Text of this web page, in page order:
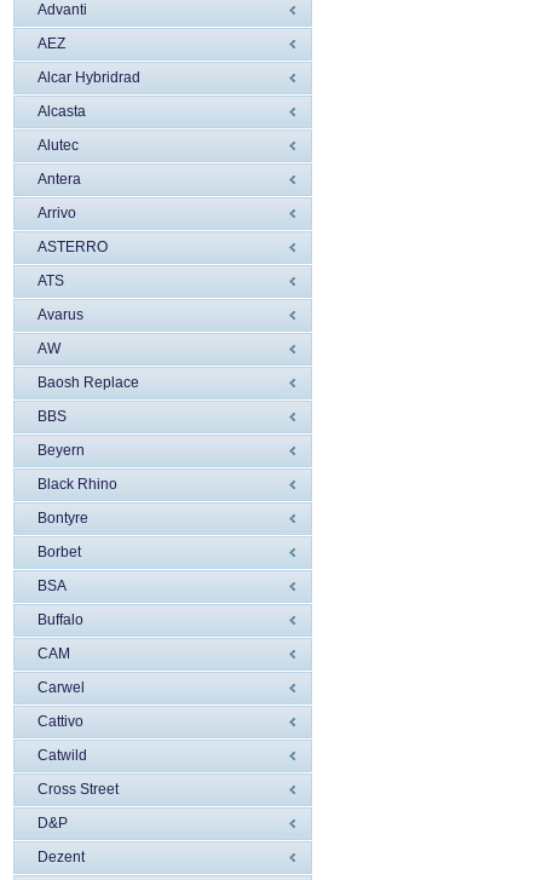
Advanti
AEZ
Alcar Hybridrad
Alcasta
Alutec
Antera
Arrivo
ASTERRO
ATS
Avarus
AW
Baosh Replace
BBS
Beyern
Black Rhino
Bontyre
Borbet
BSA
Buffalo
CAM
Carwel
Cattivo
Catwild
Cross Street
D&P
Dezent